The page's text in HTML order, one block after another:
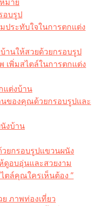
อบรูป
ประทับใจในการตกแต่ง
านให้สวยด้วยกรอบรูป
เพิ่มสไตล์ในการตกแต่ง
แต่งบ้าน
ของคุณด้วยกรอบรูปและ
งบ้าน
ยกรอบรูปแขวนผนัง
ดูอบอุ่นและสวยงาม
ตล์คุณใครเห็นต้อง ”
ย ภาพท่องเที่ยว